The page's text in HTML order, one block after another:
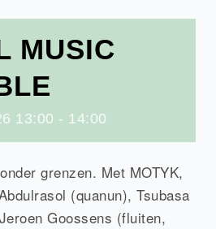
MUSIC
13:00 - 14:00
grenzen. Met MOTYK,
(quanun), Tsubasa
Goossens (fluiten,